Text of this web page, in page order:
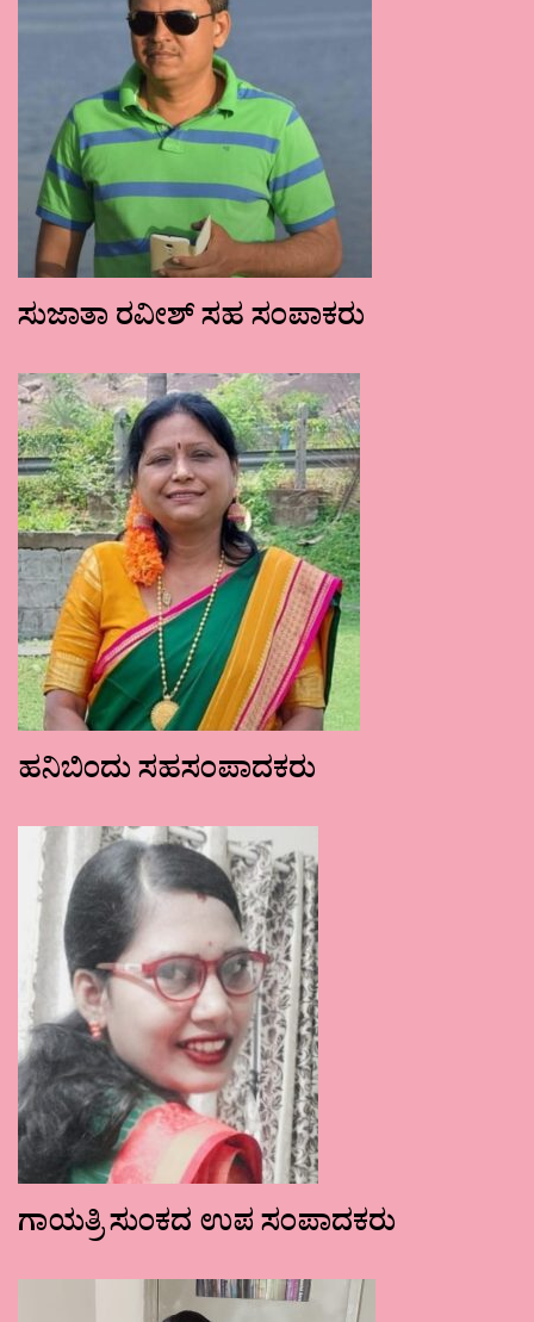
ಸುಜಾತಾ ರವೀಶ್ ಸಹ ಸಂಪಾಕರು
ಹನಿಬಿಂದು ಸಹಸಂಪಾದಕರು
ಗಾಯತ್ರಿ ಸುಂಕದ ಉಪ ಸಂಪಾದಕರು